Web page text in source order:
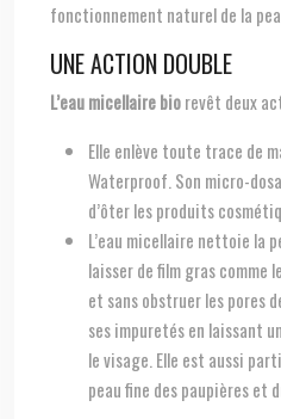
fonctionnement naturel de la
UNE ACTION DOUBLE
L’eau micellaire biorevêt deux
Elle enlève toute trace de
Waterproof. Son micro-
d’ôter les produits
L’eau micellaire nettoie la
laisser de film gras
et sans obstruer les pores
ses impuretés en laissant
le visage. Elle est aussi
peau fine des paupières et